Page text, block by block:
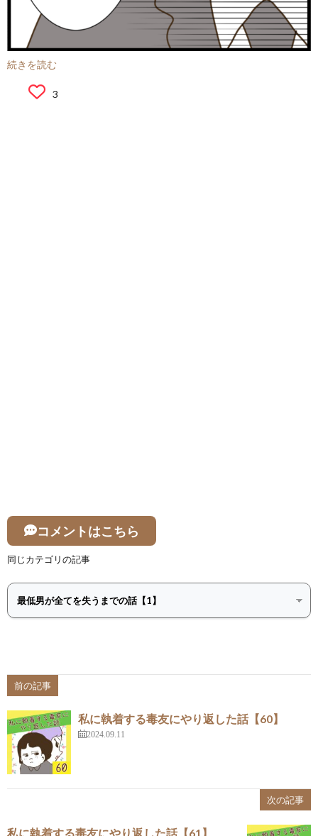
続きを読む
3
コメントはこちら
同じカテゴリの記事
前の記事
私に執着する毒友にやり返した話【60】
2024.09.11
次の記事
私に執着する毒友にやり返した話【61】